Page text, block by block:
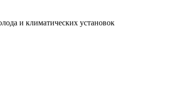
и климатических установок